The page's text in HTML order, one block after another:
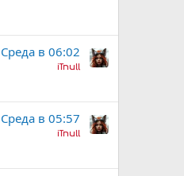
Среда в 06:02
iTnull
Среда в 05:57
iTnull